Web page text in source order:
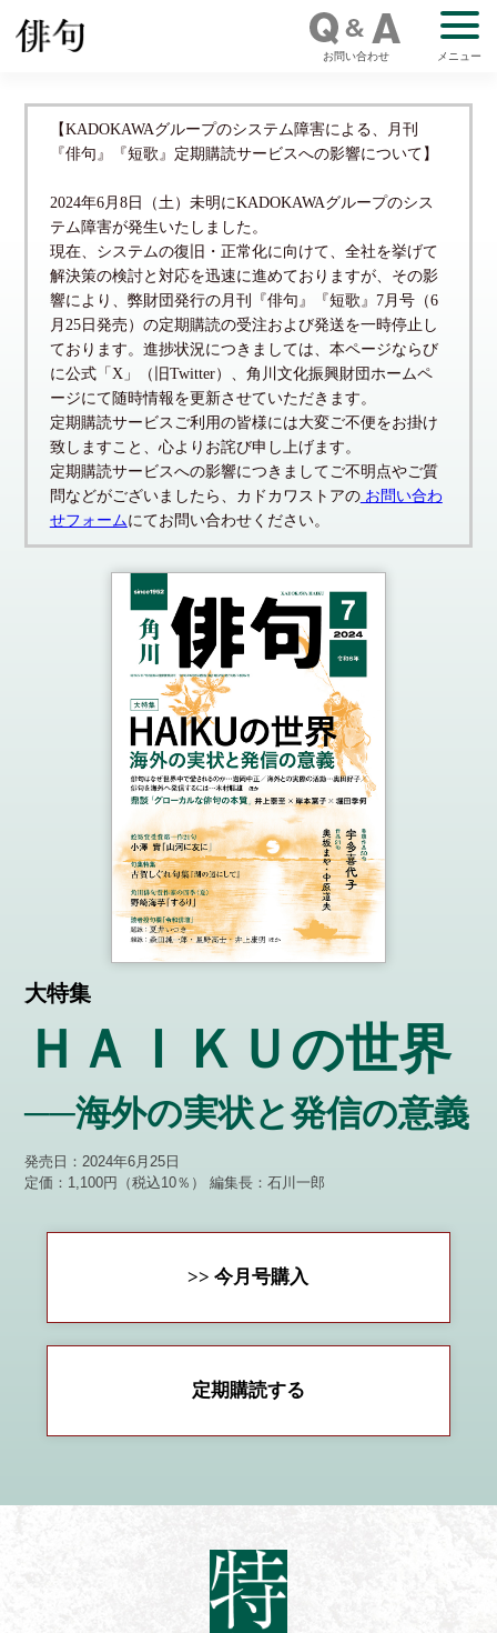
メニュー
お問い合わせ
【KADOKAWAグループのシステム障害による、月刊
『俳句』『短歌』定期購読サービスへの影響について】
2024年6月8日（土）未明にKADOKAWAグループのシス
テム障害が発生いたしました。
現在、システムの復旧・正常化に向けて、全社を挙げて
解決策の検討と対応を迅速に進めておりますが、その影
響により、弊財団発行の月刊『俳句』『短歌』7月号（6
月25日発売）の定期購読の受注および発送を一時停止し
ております。進捗状況につきましては、本ページならび
に公式「X」（旧Twitter）、角川文化振興財団ホームペ
ージにて随時情報を更新させていただきます。
定期購読サービスご利用の皆様には大変ご不便をお掛け
致しますこと、心よりお詫び申し上げます。
定期購読サービスへの影響につきましてご不明点やご質
問などがございましたら、カドカワストアのお問い合わ
せフォームにてお問い合わせください。
大特集
ＨＡＩＫＵの世界
──海外の実状と発信の意義
発売日：2024年6月25日
定価：1,100円（税込10％）編集長：石川一郎
>> 今月号購入
定期購読する